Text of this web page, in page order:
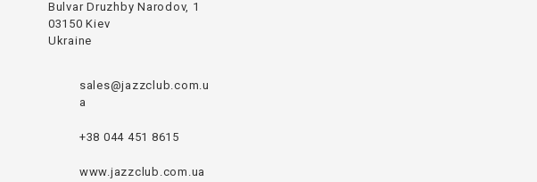
Bulvar Druzhby Narodov, 1
03150 Kiev
Ukraine
sales@jazzclub.com.u
a
+38 044 451 8615
www.jazzclub.com.ua